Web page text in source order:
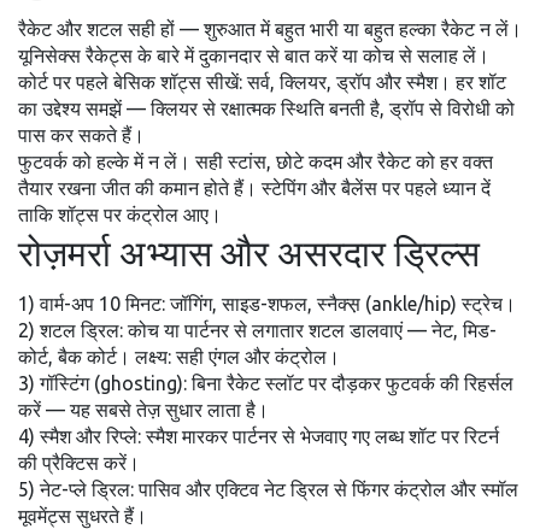
रैकेट और शटल सही हों — शुरुआत में बहुत भारी या बहुत हल्का रैकेट न लें।
यूनिसेक्स रैकेट्स के बारे में दुकानदार से बात करें या कोच से सलाह लें।
कोर्ट पर पहले बेसिक शॉट्स सीखें: सर्व, क्लियर, ड्रॉप और स्मैश। हर शॉट
का उद्देश्य समझें — क्लियर से रक्षात्मक स्थिति बनती है, ड्रॉप से विरोधी को
पास कर सकते हैं।
फुटवर्क को हल्के में न लें। सही स्टांस, छोटे कदम और रैकेट को हर वक्त
तैयार रखना जीत की कमान होते हैं। स्टेपिंग और बैलेंस पर पहले ध्यान दें
ताकि शॉट्स पर कंट्रोल आए।
रोज़मर्रा अभ्यास और असरदार ड्रिल्स
1) वार्म-अप 10 मिनट: जॉगिंग, साइड-शफल, स्नैक्स़ (ankle/hip) स्ट्रेच।
2) शटल ड्रिल: कोच या पार्टनर से लगातार शटल डालवाएं — नेट, मिड-
कोर्ट, बैक कोर्ट। लक्ष्य: सही एंगल और कंट्रोल।
3) गॉस्टिंग (ghosting): बिना रैकेट स्लॉट पर दौड़कर फुटवर्क की रिहर्सल
करें — यह सबसे तेज़ सुधार लाता है।
4) स्मैश और रिप्ले: स्मैश मारकर पार्टनर से भेजवाए गए लब्ध शॉट पर रिटर्न
की प्रैक्टिस करें।
5) नेट-प्ले ड्रिल: पासिव और एक्टिव नेट ड्रिल से फिंगर कंट्रोल और स्मॉल
मूवमेंट्स सुधरते हैं।